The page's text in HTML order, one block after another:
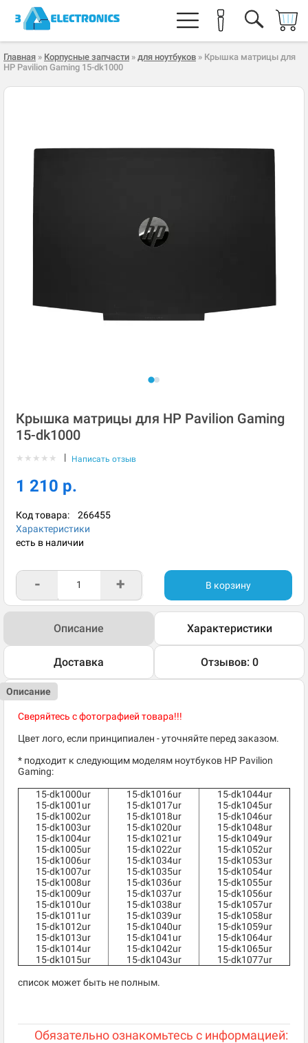
Главная » Корпусные запчасти » для ноутбуков » Крышка матрицы для
HP Pavilion Gaming 15-dk1000
Крышка матрицы для HP Pavilion Gaming
15-dk1000
★ ★ ★ ★ ★ | Написать отзыв
1 210 р.
Код товара: 266455
Характеристики
есть в наличии
- + В корзину
Описание Характеристики
Доставка Отзывов: 0
Описание
Сверяйтесь с фотографией товара!!!
Цвет лого, если принципиален - уточняйте перед заказом.
* подходит к следующим моделям ноутбуков HP Pavilion
Gaming:
15-dk1000ur
15-dk1001ur
15-dk1002ur
15-dk1003ur
15-dk1004ur
15-dk1005ur
15-dk1006ur
15-dk1007ur
15-dk1008ur
15-dk1009ur
15-dk1010ur
15-dk1011ur
15-dk1012ur
15-dk1013ur
15-dk1014ur
15-dk1015ur
15-dk1016ur
15-dk1017ur
15-dk1018ur
15-dk1020ur
15-dk1021ur
15-dk1022ur
15-dk1034ur
15-dk1035ur
15-dk1036ur
15-dk1037ur
15-dk1038ur
15-dk1039ur
15-dk1040ur
15-dk1041ur
15-dk1042ur
15-dk1043ur
15-dk1044ur
15-dk1045ur
15-dk1046ur
15-dk1048ur
15-dk1049ur
15-dk1052ur
15-dk1053ur
15-dk1054ur
15-dk1055ur
15-dk1056ur
15-dk1057ur
15-dk1058ur
15-dk1059ur
15-dk1064ur
15-dk1065ur
15-dk1077ur
cписок может быть не полным.
Обязательно ознакомьтесь с информацией: